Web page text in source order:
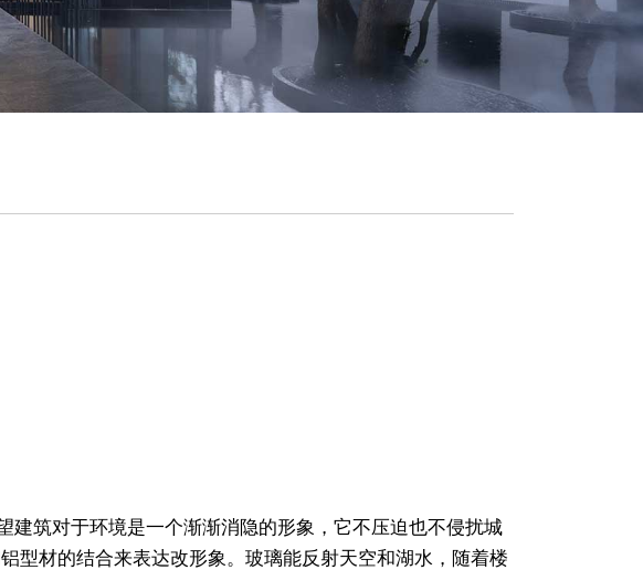
建筑对于环境是一个渐渐消隐的形象，它不压迫也不侵扰城
型材的结合来表达改形象。玻璃能反射天空和湖水，随着楼